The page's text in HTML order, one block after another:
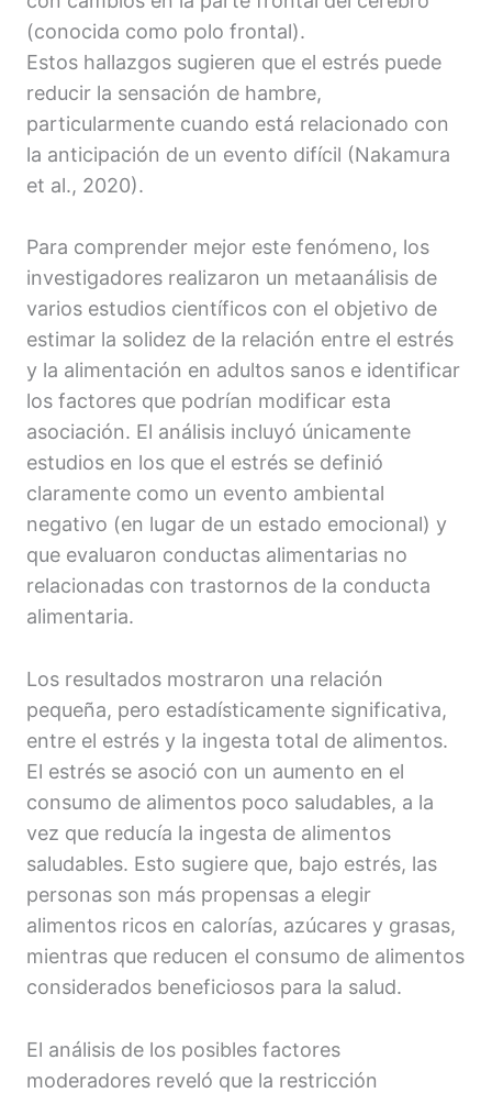
(conocida como polo frontal).
Estos hallazgos sugieren que el estrés puede
reducir la sensación de hambre,
particularmente cuando está relacionado con
la anticipación de un evento difícil (Nakamura
et al., 2020).
Para comprender mejor este fenómeno, los
investigadores realizaron un metaanálisis de
varios estudios científicos con el objetivo de
estimar la solidez de la relación entre el estrés
y la alimentación en adultos sanos e identificar
los factores que podrían modificar esta
asociación. El análisis incluyó únicamente
estudios en los que el estrés se definió
claramente como un evento ambiental
negativo (en lugar de un estado emocional) y
que evaluaron conductas alimentarias no
relacionadas con trastornos de la conducta
alimentaria.
Los resultados mostraron una relación
pequeña, pero estadísticamente significativa,
entre el estrés y la ingesta total de alimentos.
El estrés se asoció con un aumento en el
consumo de alimentos poco saludables, a la
vez que reducía la ingesta de alimentos
saludables. Esto sugiere que, bajo estrés, las
personas son más propensas a elegir
alimentos ricos en calorías, azúcares y grasas,
mientras que reducen el consumo de alimentos
considerados beneficiosos para la salud.
El análisis de los posibles factores
moderadores reveló que la restricción